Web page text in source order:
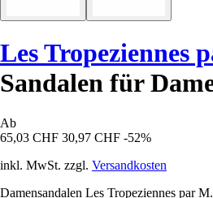
Les Tropeziennes
Sandalen für
Ab
65,03 CHF 30,97 CHF -52%
inkl. MwSt. zzgl. Versandkosten
Damensandalen Les Tropeziennes par